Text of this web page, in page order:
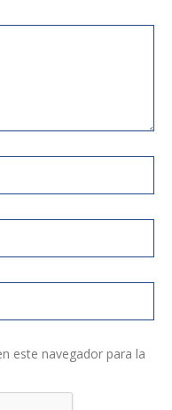
este navegador para la